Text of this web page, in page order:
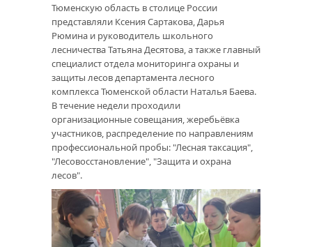
Тюменскую область в столице России
представляли Ксения Сартакова, Дарья
Рюмина и руководитель школьного
лесничества Татьяна Десятова, а также главный
специалист отдела мониторинга охраны и
защиты лесов департамента лесного
комплекса Тюменской области Наталья Баева.
В течение недели проходили
организационные совещания, жеребьёвка
участников, распределение по направлениям
профессиональной пробы: "Лесная таксация",
"Лесовосстановление", "Защита и охрана
лесов".